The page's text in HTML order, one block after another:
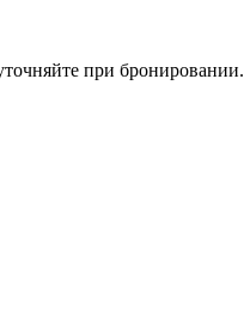
при бронировании.